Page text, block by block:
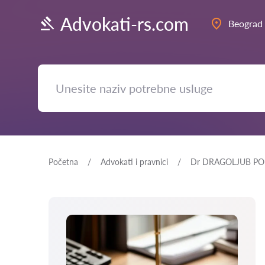
Advokati-rs.com Beograd
Početna Advokati i pravnici Dr DRAGOLJUB